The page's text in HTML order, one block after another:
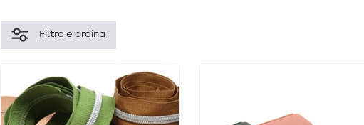
Filtra e ordina